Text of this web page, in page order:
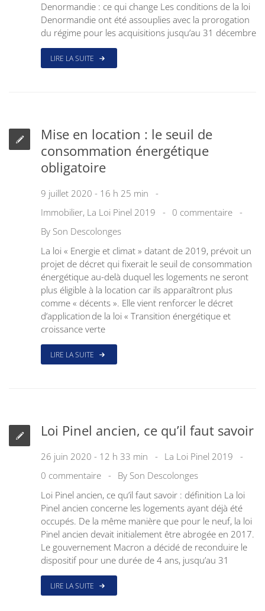
Denormandie : ce qui change Les conditions de la loi
Denormandie ont été assouplies avec la prorogation
du régime pour les acquisitions jusqu’au 31 décembre
LIRE LA SUITE
Mise en location : le seuil de
consommation énergétique
obligatoire
9 juillet 2020 - 16 h 25 min
Immobilier, La Loi Pinel 2019
0 commentaire
By Son Descolonges
La loi « Energie et climat » datant de 2019, prévoit un
projet de décret qui fixerait le seuil de consommation
énergétique au-delà duquel les logements ne seront
plus éligible à la location car ils apparaîtront plus
comme « décents ». Elle vient renforcer le décret
d’application de la loi « Transition énergétique et
croissance verte
LIRE LA SUITE
Loi Pinel ancien, ce qu’il faut savoir
26 juin 2020 - 12 h 33 min
La Loi Pinel 2019
0 commentaire
By Son Descolonges
Loi Pinel ancien, ce qu’il faut savoir : définition La loi
Pinel ancien concerne les logements ayant déjà été
occupés. De la même manière que pour le neuf, la loi
Pinel ancien devait initialement être abrogée en 2017.
Le gouvernement Macron a décidé de reconduire le
dispositif pour une durée de 4 ans, jusqu’au 31
LIRE LA SUITE